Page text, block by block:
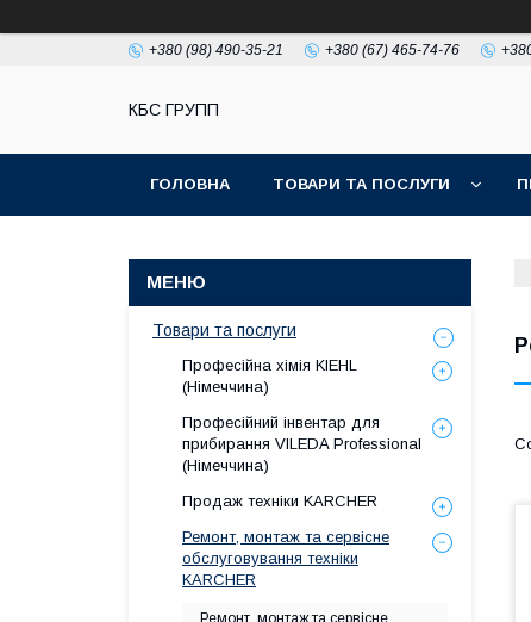
+380 (98) 490-35-21 +380 (67) 465-74-76
КБС ГРУПП
ГОЛОВНА ТОВАРИ ТА ПОСЛУГИ
Товари та послуги
Професійна хімія KIEHL
(Німеччина)
Професійний інвентар для
прибирання VILEDA Professional
(Німеччина)
Продаж техніки KARCHER
Ремонт, монтаж та сервісне
обслуговування техніки
KARCHER
Ремонт, монтаж та сервісне